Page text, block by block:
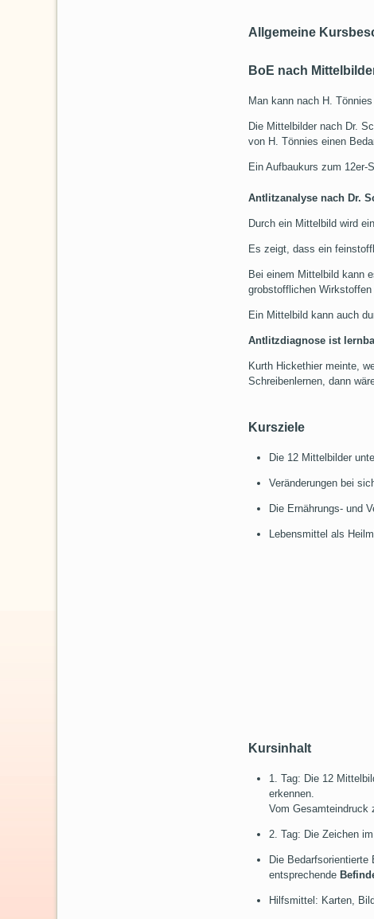
Allgemeine
BoE nach
Man kann nach H.
Die Mittelbilder nach Dr.
von H. Tönnies einen
Ein Aufbaukurs zum 12er-
Antlitzanalyse nach Dr.
Durch ein Mittelbild wird
Es zeigt, dass ein
Bei einem Mittelbild kann
grobstofflichen Wirkstoffen
Ein Mittelbild kann auch
Antlitzdiagnose ist
Kurth Hickethier meinte,
Schreibenlernen, dann
Kursziele
Die 12 Mittelbilder
Veränderungen bei
Die Ernährungs- und
Lebensmittel als
Kursinhalt
1. Tag: Die 12
erkennen.
Vom Gesamteindruck
2. Tag: Die Zeichen
Die
entsprechende
Hilfsmittel: Karten,